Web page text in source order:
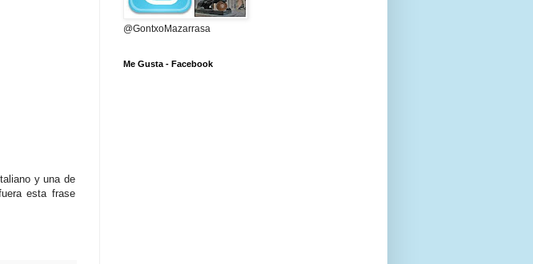
y una de
esta frase
@GontxoMazarrasa
Me Gusta - Facebook